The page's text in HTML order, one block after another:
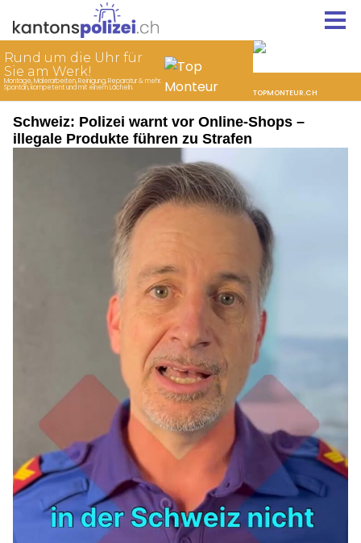
Schweiz: Polizei warnt vor Online-Shops –
illegale Produkte führen zu Strafen